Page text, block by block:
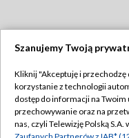
Abonament TVP
Emisja w TVP
Szanujemy Twoją
Kliknij "Akceptuję i przechodzę
korzystanie z technologii
dostęp do informacji na
przechowywanie oraz na
nas, czyli Telewizję Polską S.A.